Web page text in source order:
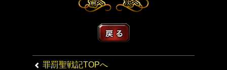
罪罰聖戦記TOPへ